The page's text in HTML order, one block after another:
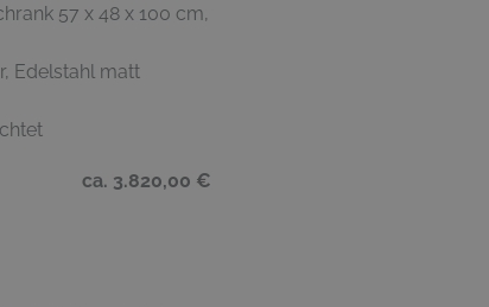
57 x 48 x 100 cm,
Edelstahl matt
ca. 3.820,00 €